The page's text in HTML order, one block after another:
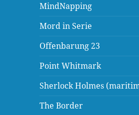
MindNapping
Mord in Serie
Offenbarung 23
Point Whitmark
Sherlock Holmes
The Border